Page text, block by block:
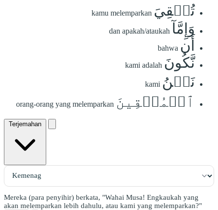
تُلۡقِيَ kamu melemparkan
وَإِمَّآ dan apakah/ataukah
أَن bahwa
نَّكُونَ kami adalah
نَحۡنُ kami
ٱلۡمُلۡقِينَ orang-orang yang melemparkan
Terjemahan
Mereka (para penyihir) berkata, "Wahai Musa! Engkaukah yang
akan melemparkan lebih dahulu, atau kami yang melemparkan?"